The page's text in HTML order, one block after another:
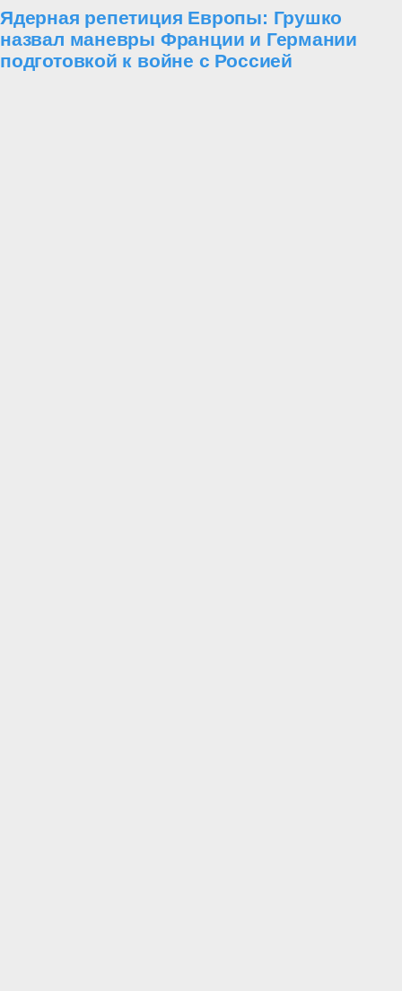
Ядерная репетиция Европы: Грушко
назвал маневры Франции и Германии
подготовкой к войне с Россией